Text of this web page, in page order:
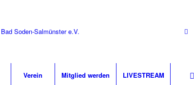
Verein Mitglied werden LIVESTREAM